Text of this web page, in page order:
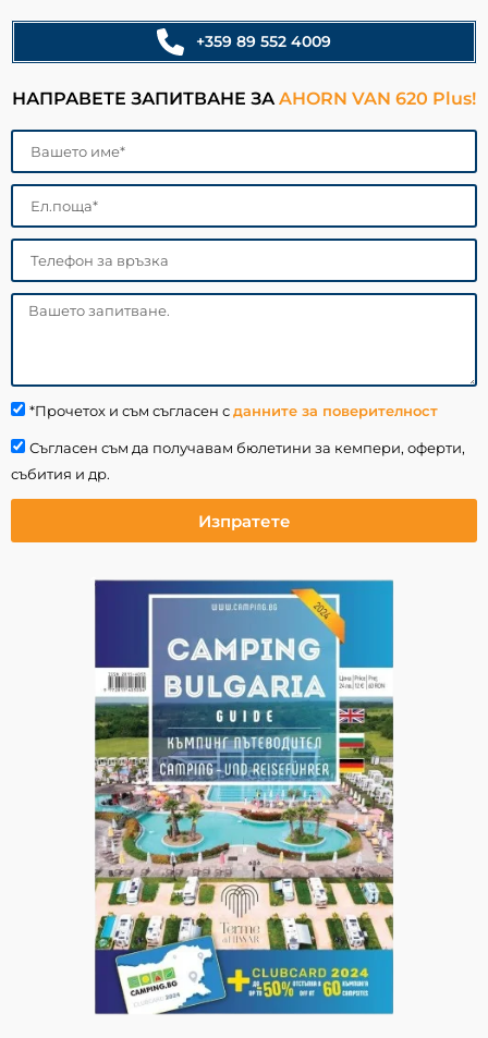
+359 89 552 4009
НАПРАВЕТЕ ЗАПИТВАНЕ ЗА AHORN VAN 620 Plus!
*Прочетох и съм съгласен сданните за поверителност
Съгласен съм да получавам бюлетини за кемпери, оферти,
събития и др.
Изпратете